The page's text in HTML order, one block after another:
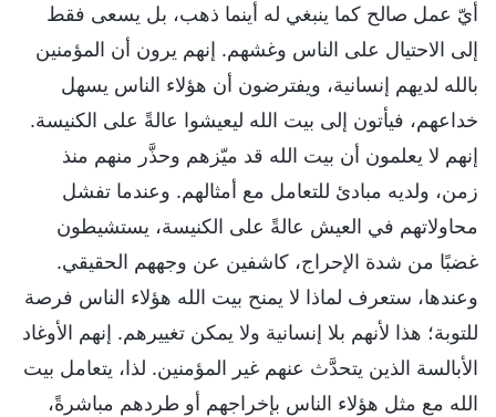
أيّ عمل صالح كما ينبغي له أينما ذهب، بل يسعى فقط
إلى الاحتيال على الناس وغشهم. إنهم يرون أن المؤمنين
بالله لديهم إنسانية، ويفترضون أن هؤلاء الناس يسهل
خداعهم، فيأتون إلى بيت الله ليعيشوا عالةً على الكنيسة.
إنهم لا يعلمون أن بيت الله قد ميّزهم وحذَّر منهم منذ
زمن، ولديه مبادئ للتعامل مع أمثالهم. وعندما تفشل
محاولاتهم في العيش عالةً على الكنيسة، يستشيطون
غضبًا من شدة الإحراج، كاشفين عن وجههم الحقيقي.
وعندها، ستعرف لماذا لا يمنح بيت الله هؤلاء الناس فرصة
للتوبة؛ هذا لأنهم بلا إنسانية ولا يمكن تغييرهم. إنهم الأوغاد
الأبالسة الذين يتحدَّث عنهم غير المؤمنين. لذا، يتعامل بيت
الله مع مثل هؤلاء الناس بإخراجهم أو طردهم مباشرةً،